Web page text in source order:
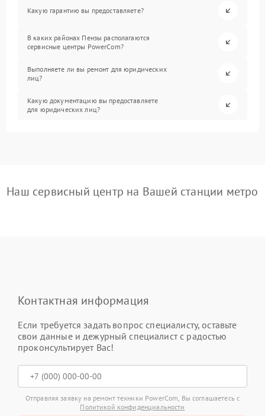
Какую гарантию вы предоставляете?
В каких районах Пензы располагаются
сервисные центры PowerCom?
Выполняете ли вы ремонт для юридических
лиц?
Какую документацию вы предоставляете
для юридических лиц?
Наш сервисный центр на Вашей станции метро
Контактная информация
Если требуется задать вопрос специалисту, оставьте
свои данные и дежурный специалист с радостью
проконсультирует Вас!
Отправляя заявку на ремонт техники PowerCom, Вы соглашаетесь с
Политикой конфиденциальности